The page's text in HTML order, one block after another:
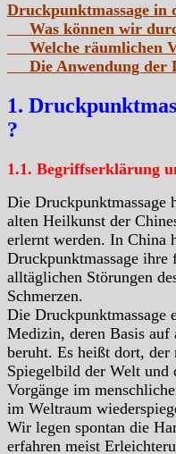
Druckpunktmassage in
Was können wir
Welche räumlichen
Die Anwendung der
1.
?
1.1. Begriffserklärung
Die Druckpunktmassage
alten Heilkunst der
erlernt werden. In China
Druckpunktmassage ihre
alltäglichen Störungen
Schmerzen.
Die Druckpunktmassage
Medizin, deren Basis auf
beruht. Es heißt dort, der
Spiegelbild der Welt und
Vorgänge im
im Weltraum
Wir legen spontan die
erfahren meist